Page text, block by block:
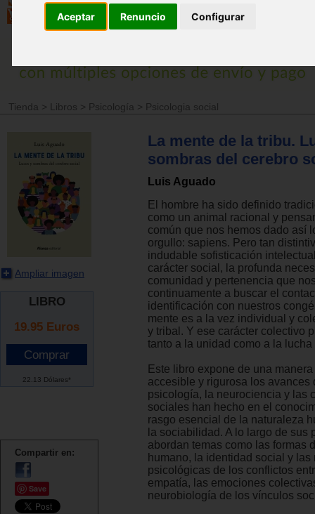
Aceptar Renuncio Configurar
Tienda > Libros > Psicología > Psicologia social
Ampliar imagen
LIBRO
19.95 Euros
22.13 Dólares*
Compartir en:
Save
La mente de la tribu.
sombras del cerebro
Luis Aguado
El hombre ha sido definido
como un animal racional y
común que nos hemos dado así
orgullo: sapiens. Pero tan
indudable sofisticación
carácter social, la profunda
comunidad y pertenencia que
continuamente a buscar el
identificación con nuestros
mente es a la vez individual y
y tribal. Y ese carácter colectivo
tanto a la unidad como a la
Este libro expone de una
accesible y rigurosa los avances
psicología, la neurociencia y las
sociales han hecho en el
rasgo esencial de la naturaleza
la sociabilidad. A lo largo de sus
abordan temas como las formas
humano, la identidad social y las
psicológicas de los conflictos
empatía, las emociones
neurobiología de los vínculos